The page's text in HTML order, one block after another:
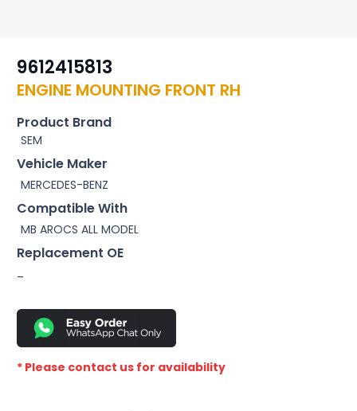
9612415813
ENGINE MOUNTING FRONT RH
Product Brand
SEM
Vehicle Maker
MERCEDES-BENZ
Compatible With
MB AROCS ALL MODEL
Replacement OE
–
* Please contact us for availability